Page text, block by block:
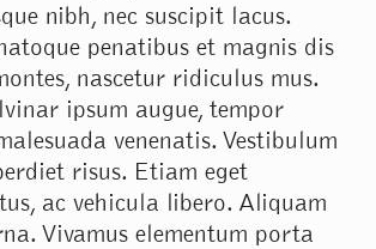
nibh, nec suscipit lacus.
penatibus et magnis dis
nascetur ridiculus mus.
ipsum augue, tempor
venenatis. Vestibulum
risus. Etiam eget
ac vehicula libero. Aliquam
Vivamus elementum porta